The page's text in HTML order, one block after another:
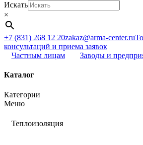
Искать
×
+7 (831) 268 12 20zakaz@arma-center.ru
консультаций и приема заявок
Частным лицам
Заводы и
Каталог
Категории
Меню
Теплоизоляция